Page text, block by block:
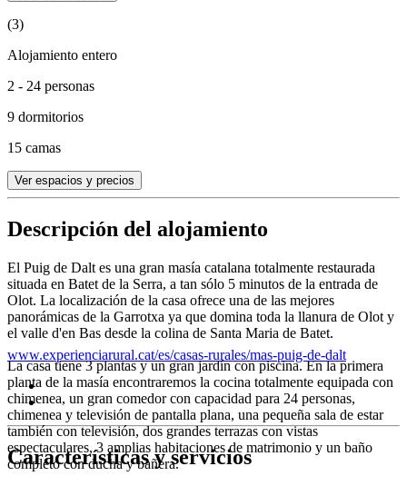
(3)
Alojamiento entero
2 - 24 personas
9 dormitorios
15 camas
Ver espacios y precios
Descripción del alojamiento
El Puig de Dalt es una gran masía catalana totalmente restaurada
situada en Batet de la Serra, a tan sólo 5 minutos de la entrada de
Olot. La localización de la casa ofrece una de las mejores
panorámicas de la Garrotxa ya que domina toda la llanura de Olot y
el valle d'en Bas desde la colina de Santa Maria de Batet.
La casa tiene 3 plantas y un gran jardín con piscina. En la primera
planta de la masía encontraremos la cocina totalmente equipada con
chimenea, un gran comedor con capacidad para 24 personas,
chimenea y televisión de pantalla plana, una pequeña sala de estar
también con televisión, dos grandes terrazas con vistas
espectaculares, 3 amplias habitaciones de matrimonio y un baño
completo con ducha y bañera.
www.experienciarural.cat/es/casas-rurales/mas-puig-de-dalt
Características y servicios